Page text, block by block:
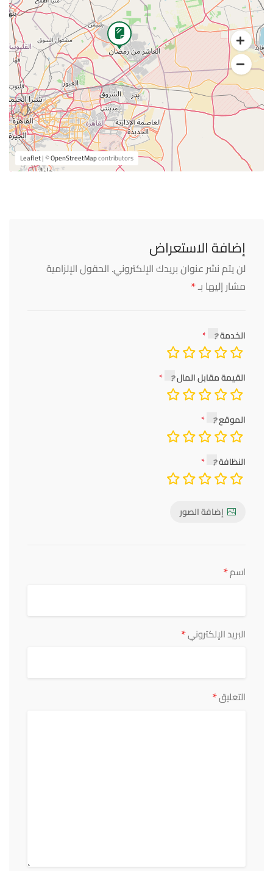
Leaflet| ©OpenStreetMapcontributors
إضافة الاستعراض
لن يتم نشر عنوان بريدك الإلكتروني. الحقول الإلزامية
مشار إليها بـ*
الخدمة
القيمة مقابل المال
الموقع
النظافة
إضافة الصور
اسم*
البريد الإلكتروني*
التعليق*